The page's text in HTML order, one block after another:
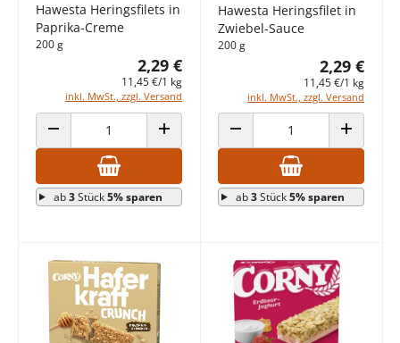
Hawesta Heringsfilets in
Paprika-Creme
200 g
2,29 €
11,45 €/1 kg
inkl. MwSt., zzgl. Versand
ANZAHL VERRINGERN ANZAHL ERHÖHEN
ab3Stück5% sparen
Hawesta Heringsfilet in
Zwiebel-Sauce
200 g
2,29 €
11,45 €/1 kg
inkl. MwSt., zzgl. Versand
ANZAHL VERRINGERN ANZAHL
ab3Stück5% sparen